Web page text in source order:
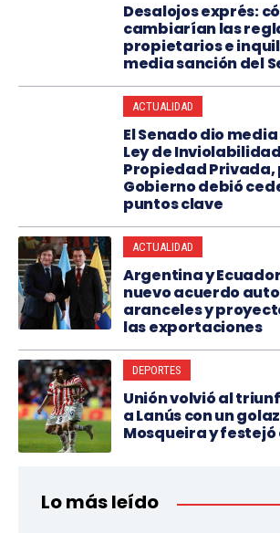
Desalojos exprés:
cambiarían las
propietarios e
media sanción del
ACTUALIDAD
El Senado dio
Ley de
Propiedad Privada,
Gobierno debió
puntos clave
ACTUALIDAD
Argentina y
nuevo acuerdo
aranceles y
las exportaciones
DEPORTES
Unión volvió al
a Lanús con un
Mosqueira y festejó
Lo más leído